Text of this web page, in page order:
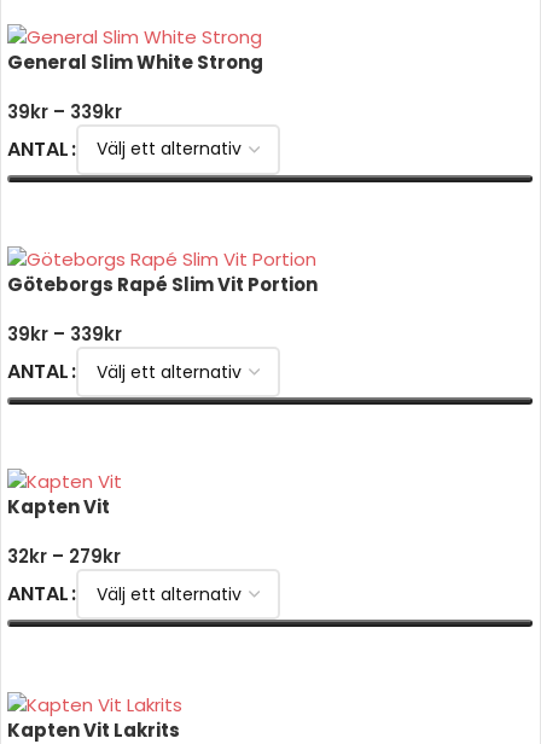
General Slim White Strong
39kr – 339kr
ANTAL
Göteborgs Rapé Slim Vit Portion
39kr – 339kr
ANTAL
Kapten Vit
32kr – 279kr
ANTAL
Kapten Vit Lakrits